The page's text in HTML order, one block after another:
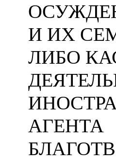
И ИХ
ЛИБО
АГЕНТА